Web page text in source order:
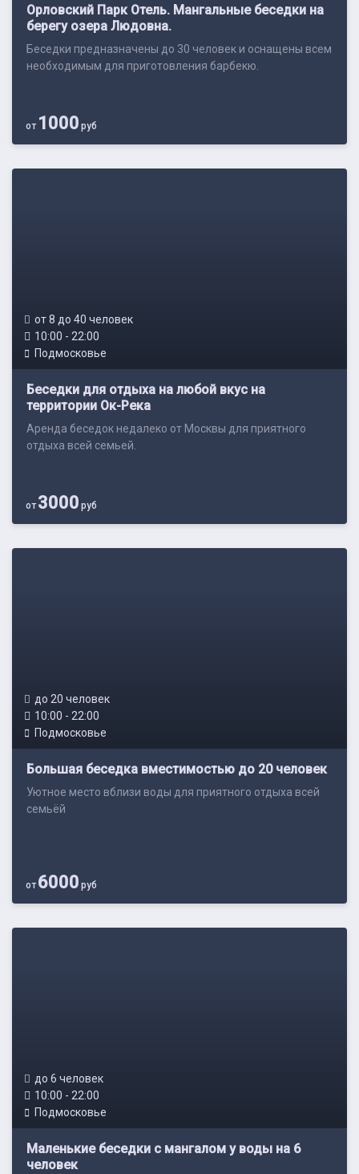
Орловский Парк Отель. Мангальные беседки на
берегу озера Людовна.
Беседки предназначены до 30 человек и оснащены всем
необходимым для приготовления барбекю.
от 1000 руб
от 8 до 40 человек
10:00 - 22:00
Подмосковье
Беседки для отдыха на любой вкус на
территории Ок-Река
Аренда беседок недалеко от Москвы для приятного
отдыха всей семьей.
от3000 руб
до 20 человек
10:00 - 22:00
Подмосковье
Большая беседка вместимостью до 20 человек
Уютное место вблизи воды для приятного отдыха всей
семьёй
от6000 руб
до 6 человек
10:00 - 22:00
Подмосковье
Маленькие беседки с мангалом у воды на 6
человек